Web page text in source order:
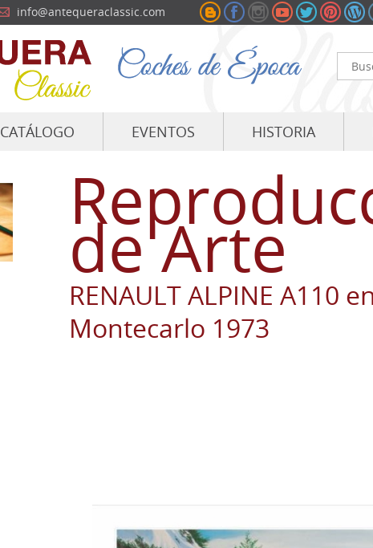
info@antequeraclassic.com
CATÁLOGO EVENTOS HISTORIA
de Arte
RENAULT ALPINE A110
Montecarlo 1973